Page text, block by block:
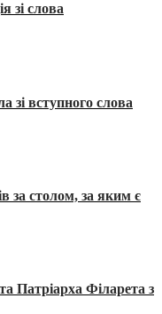
зі слова
зі вступного слова
за столом, за яким є
Патріарха Філарета з